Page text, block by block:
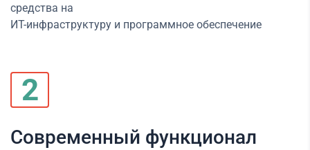
средства на
ИТ-инфраструктуру и программное обеспечение
2
Современный функционал